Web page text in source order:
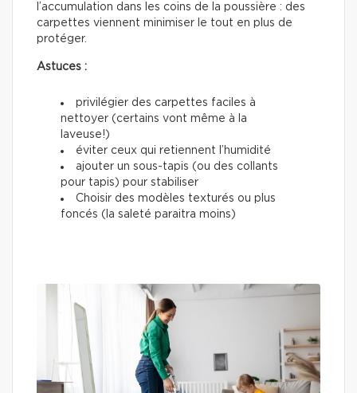
l’accumulation dans les coins de la poussière : des
carpettes viennent minimiser le tout en plus de
protéger.
Astuces :
privilégier des carpettes faciles à
nettoyer (certains vont même à la
laveuse!)
éviter ceux qui retiennent l’humidité
ajouter un sous-tapis (ou des collants
pour tapis) pour stabiliser
Choisir des modèles texturés ou plus
foncés (la saleté paraitra moins)